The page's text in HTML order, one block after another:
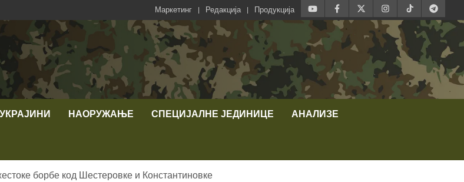
Маркетинг Редакција Продукција
НАОРУЖАЊЕ СПЕЦИЈАЛНЕ ЈЕДИНИЦЕ АНАЛИЗЕ
борбе код Шестеровке и Константиновке